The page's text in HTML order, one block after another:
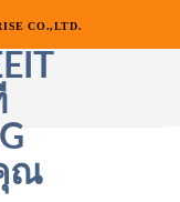
CO.,LTD.